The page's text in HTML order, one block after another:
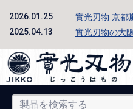
2026.01.25 實光刃物 京都
2025.04.13 實光刃物の大